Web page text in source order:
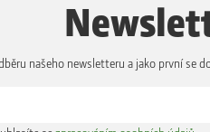
našeho newsletteru a jako první se